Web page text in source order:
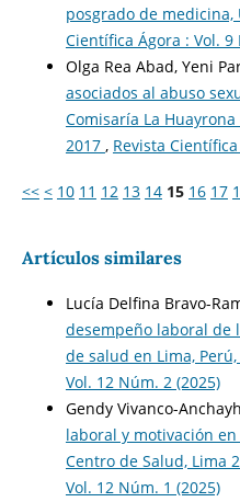
posgrado de medicina,
Científica Ágora : Vol. 9
Olga Rea Abad, Yeni
asociados al abuso
Comisaría La
2017 , Revista
<< < 10 11 12 13 14 15 16 17
Artículos similares
Lucía Delfina Bravo-
desempeño laboral de
de salud en Lima, Perú,
Vol. 12 Núm. 2 (2025)
Gendy Vivanco-
laboral y motivación
Centro de Salud, Lima
Vol. 12 Núm. 1 (2025)